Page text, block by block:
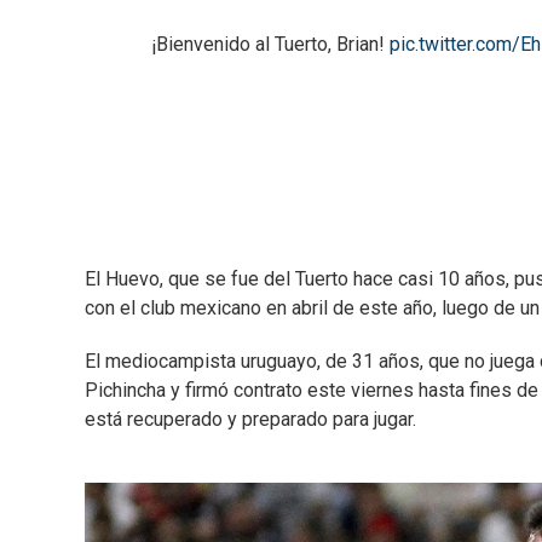
¡Bienvenido al Tuerto, Brian! pic.twitter.com/
El Huevo, que se fue del Tuerto hace casi 10 años,
con el club mexicano en abril de este año, luego de
El mediocampista uruguayo, de 31 años, que no
Pichincha y firmó contrato este viernes hasta fines
está recuperado y preparado para jugar.